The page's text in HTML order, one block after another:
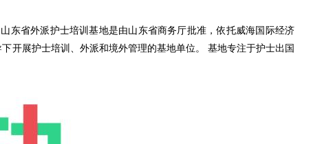
东省外派护士培训基地是由山东省商务厅批准，依托威海国际经济
开展护士培训、外派和境外管理的基地单位。 基地专注于护士出国